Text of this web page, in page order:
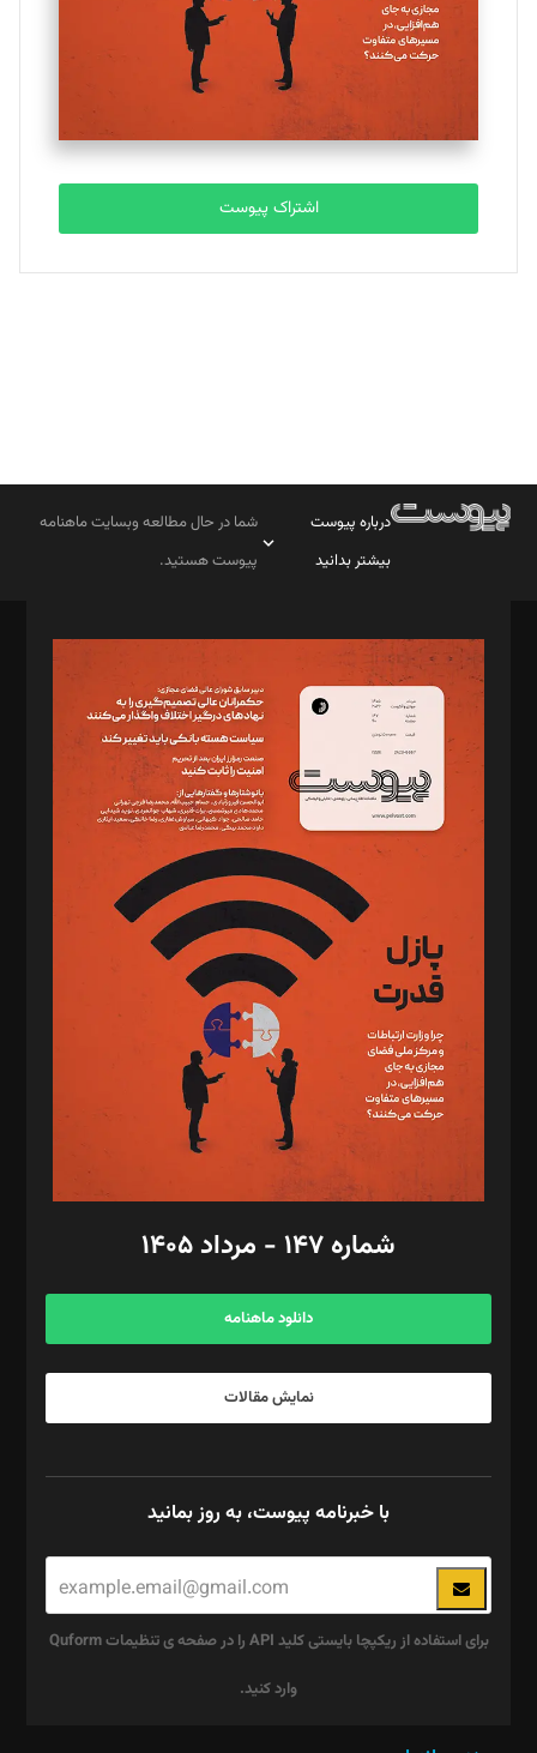
ملینا جعفری
تحریریه
مصطفی مسجدی آرانی
تحریریه
بابک نقاش
تحریریه
اشتراک پیوست
درباره پیوست
بیشتر بدانید
شما در حال مطالعه وبسایت ماهنامه
پیوست هستید.
مدیر مسئول: محمدباقر اثنی‌عشری
سردبیر: مهرک محمودی
دبیر تحریریه: میثم قاسمی
د‌بیر ناداستان: سمانه سمیع
د‌بیر خدمت و تجارت: ابوالفضل رجبی
د‌بیر حقوق فناوری: حسام‌الدین ایپکچی
د‌بیر پیوست جهان: مینا پاکدل
د‌بیر تحریریه آنلاین: بابک نقاش
تحریریه‌: مجتبی محمود‌ی، آرش برهمند، یسنا امان‌پور، سروش کرمیان،
مصطفی مسجدی آرانی، ابوالفضل رجبی، زهرا فکرانه، فائزه فتحی
رستمی،مصطفی باستان
ویرایش: نگار استاد‌‌آقا
طراح یونیفرم: مجید توکلی
فیلمبرداری و عکاسی: امیر شفیعی، مانی لطفی زاده
گرافیک و صفحه‌آرایی: سید‌سبحان‌علی ثابت
مد‌یر توسعه تجاری: کامبیز برید‌
امور مالی: شاپور رهبری، محمد‌ کاظمی‌نیا
آگهی و مشترکین: ۰۹۱۹۹۹۹۰۴۵۴
شماره ۱۴۷ - مرداد ۱۴۰۵
دانلود ماهنامه
نمایش مقالات
با خبرنامه پیوست، به روز بمانید
برای استفاده از ریکپچا بایستی کلید API را در صفحه ی تنظیمات Quform
وارد کنید.